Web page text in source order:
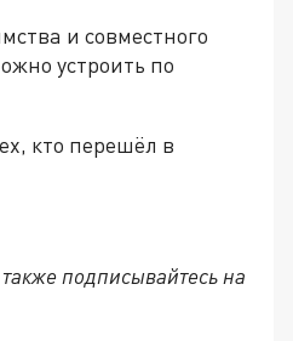
и совместного
устроить по
кто перешёл в
подписывайтесь на